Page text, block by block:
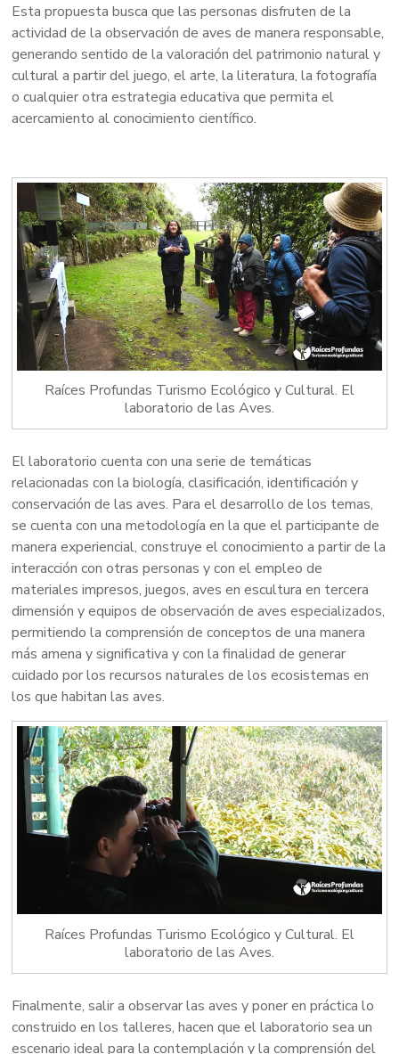
Esta propuesta busca que las personas disfruten de la
actividad de la observación de aves de manera responsable,
generando sentido de la valoración del patrimonio natural y
cultural a partir del juego, el arte, la literatura, la fotografía
o cualquier otra estrategia educativa que permita el
acercamiento al conocimiento científico.
Raíces Profundas Turismo Ecológico y Cultural. El
laboratorio de las Aves.
El laboratorio cuenta con una serie de temáticas
relacionadas con la biología, clasificación, identificación y
conservación de las aves. Para el desarrollo de los temas,
se cuenta con una metodología en la que el participante de
manera experiencial, construye el conocimiento a partir de la
interacción con otras personas y con el empleo de
materiales impresos, juegos, aves en escultura en tercera
dimensión y equipos de observación de aves especializados,
permitiendo la comprensión de conceptos de una manera
más amena y significativa y con la finalidad de generar
cuidado por los recursos naturales de los ecosistemas en
los que habitan las aves.
Raíces Profundas Turismo Ecológico y Cultural. El
laboratorio de las Aves.
Finalmente, salir a observar las aves y poner en práctica lo
construido en los talleres, hacen que el laboratorio sea un
escenario ideal para la contemplación y la comprensión del